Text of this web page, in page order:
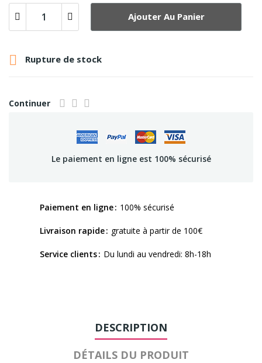
Ajouter Au Panier
 Rupture de stock
Continuer
Le paiement en ligne est 100% sécurisé
Paiement en ligne 100% sécurisé
Livraison rapide gratuite à partir de 100€
Service clients Du lundi au vendredi: 8h-18h
DESCRIPTION
DÉTAILS DU PRODUIT